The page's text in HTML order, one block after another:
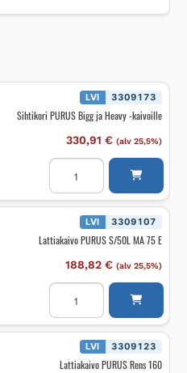
LVI 3309173
Sihtikori PURUS Bigg ja Heavy -kaivoille
330,91 € (alv 25,5%)
Sihtikori
PURUS
ja
Heavy
kaivoille
määrä
LVI 3309107
Lattiakaivo PURUS S/50L MA 75 E
188,82 € (alv 25,5%)
Lattiakaivo
PURUS
S/50L
MA
75
määrä
LVI 3309123
Lattiakaivo PURUS Rens 160